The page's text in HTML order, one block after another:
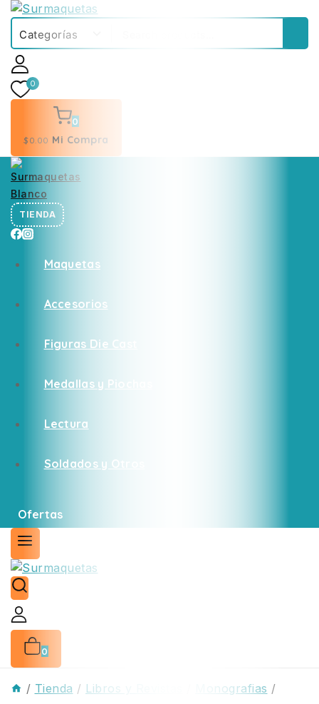
0
0
$0 .00 Mi Compra
TIENDA
Maquetas
Accesorios
Figuras Die Cast
Medallas y Piochas
Lectura
Soldados y Otros
Ofertas
0
/ Tienda / Libros y Revistas Monografias /